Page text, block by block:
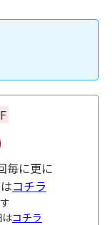
毎に更に
コチラ
コチラ